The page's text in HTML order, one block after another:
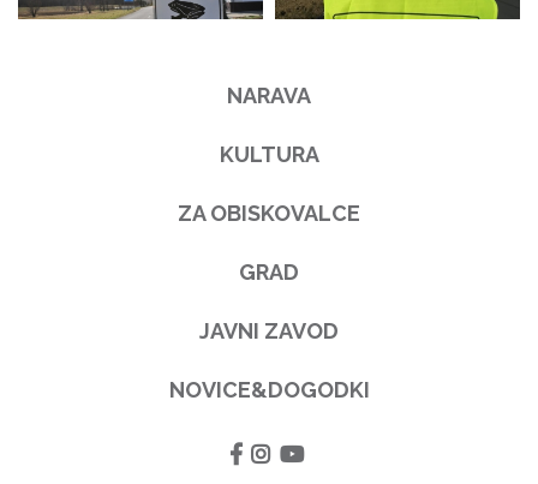
NARAVA
KULTURA
ZA OBISKOVALCE
GRAD
JAVNI ZAVOD
NOVICE&DOGODKI